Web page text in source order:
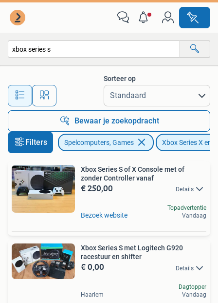
Alle afstanden…
Sorteer op
Bewaar je zoekopdracht
Filters Spelcomputers, Games Xbox Series X en S
Xbox Series S of X Console met of
zonder Controller vanaf
€ 250,00 Details
Bezoek website
Topadvertentie
Vandaag
Xbox Series S met Logitech G920
racestuur en shifter
€ 0,00 Details
Haarlem
Dagtopper
Vandaag